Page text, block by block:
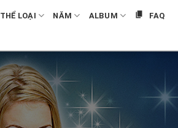
THỂ LOẠI NĂM ALBUM FAQ